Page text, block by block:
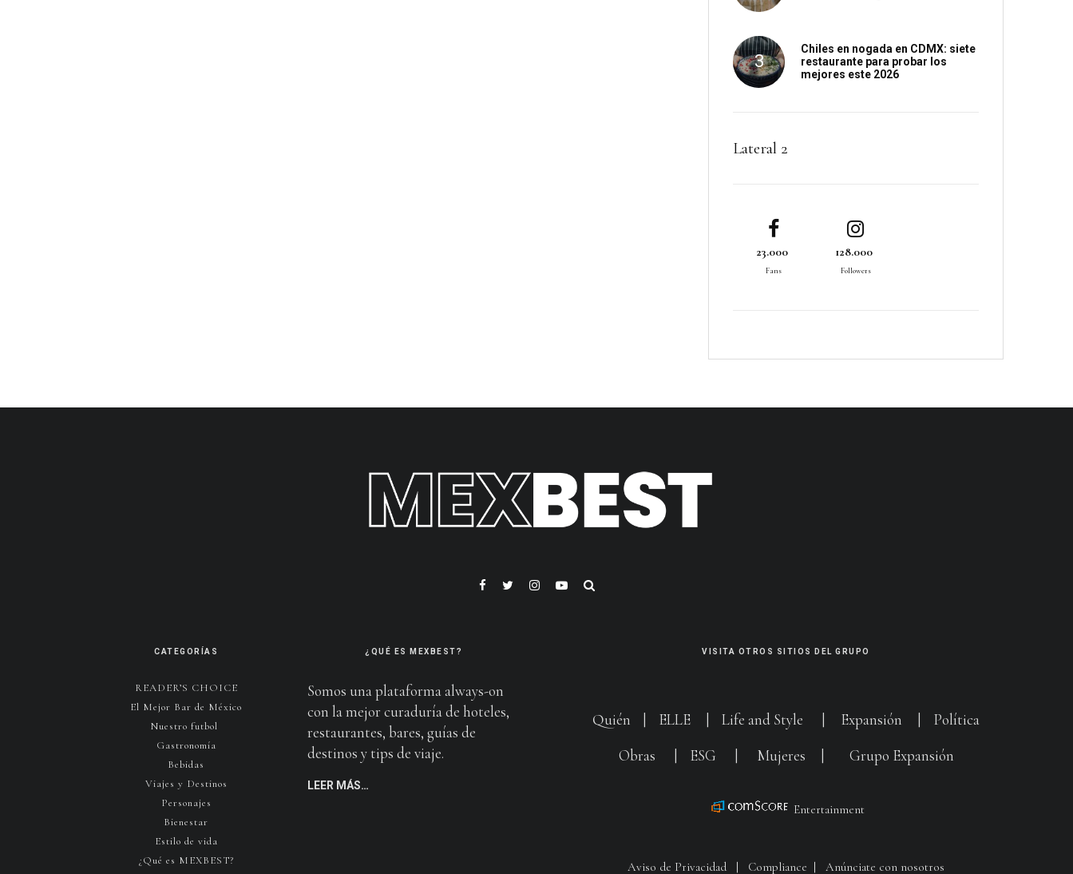
Chiles en nogada en CDMX: siete
restaurante para probar los
mejores este 2026
Lateral 2
23.000
Fans
128.000
Followers
CATEGORÍAS
READER’S CHOICE
El Mejor Bar de México
Nuestro futbol
Gastronomía
Bebidas
Viajes y Destinos
Personajes
Bienestar
Estilo de vida
¿Qué es MEXBEST?
¿QUÉ ES MEXBEST?
Somos una plataforma always-on
con la mejor curaduría de hoteles,
restaurantes, bares, guías de
destinos y tips de viaje.
LEER MÁS…
VISITA OTROS SITIOS DEL GRUPO
Quién ELLE Life and Style Expansión
Política
Obras
ESG Mujeres Grupo Expansión
Entertainment
Aviso de Privacidad | Compliance | Anúnciate con nosotros